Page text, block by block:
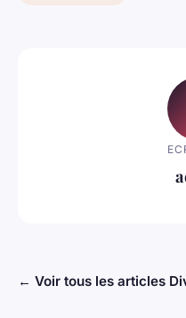
← Voir tous les articles